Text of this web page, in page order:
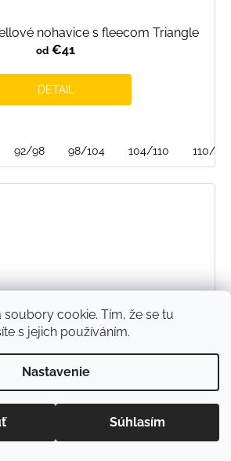
cookie. Tím, že se tu
s jejich používáním.
Nastavenie
Súhlasím
nohavice s fleecom Triangle
od €41
DETAIL
92/98 98/104 104/110 110/116